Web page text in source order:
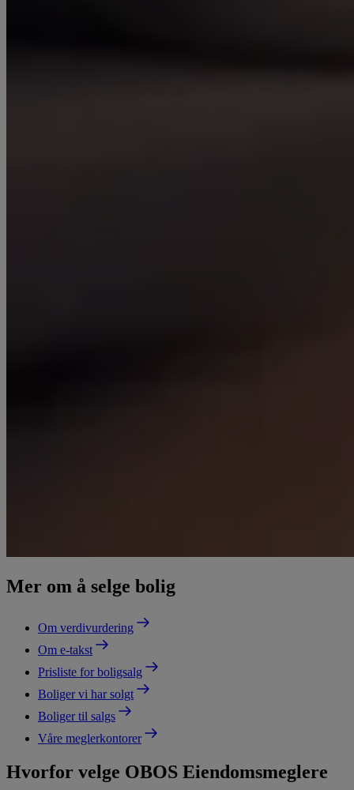
Mer om å selge bolig
Om verdivurdering
Om e-takst
Prisliste for boligsalg
Boliger vi har solgt
Boliger til salgs
Våre meglerkontorer
Hvorfor velge OBOS Eiendomsmeglere